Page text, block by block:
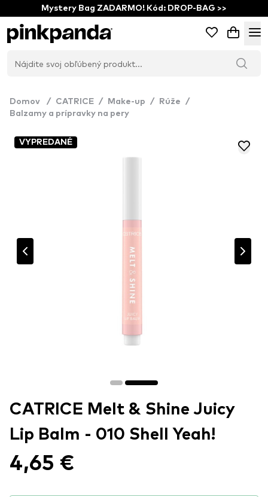
Mystery Bag ZADARMO! Kód: DROP-BAG >>
Domov / CATRICE / Make-up / Rúže
/
Balzamy a prípravky na pery
VYPREDANÉ
CATRICE Melt & Shine Juicy
Lip Balm - 010 Shell Yeah!
4,65 €